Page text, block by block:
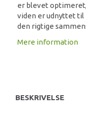
er blevet optimeret,
viden er udnyttet til
den rigtige
Mere information
BESKRIVELSE